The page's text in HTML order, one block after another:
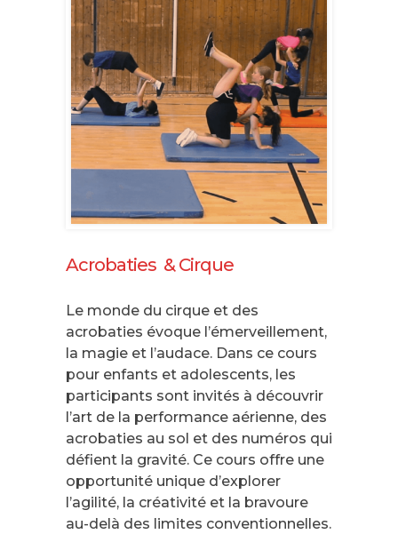
Acrobaties & Cirque
Le monde du cirque et des
acrobaties évoque l’émerveillement,
la magie et l’audace. Dans ce cours
pour enfants et adolescents, les
participants sont invités à découvrir
l’art de la performance aérienne, des
acrobaties au sol et des numéros qui
défient la gravité. Ce cours offre une
opportunité unique d’explorer
l’agilité, la créativité et la bravoure
au-delà des limites conventionnelles.